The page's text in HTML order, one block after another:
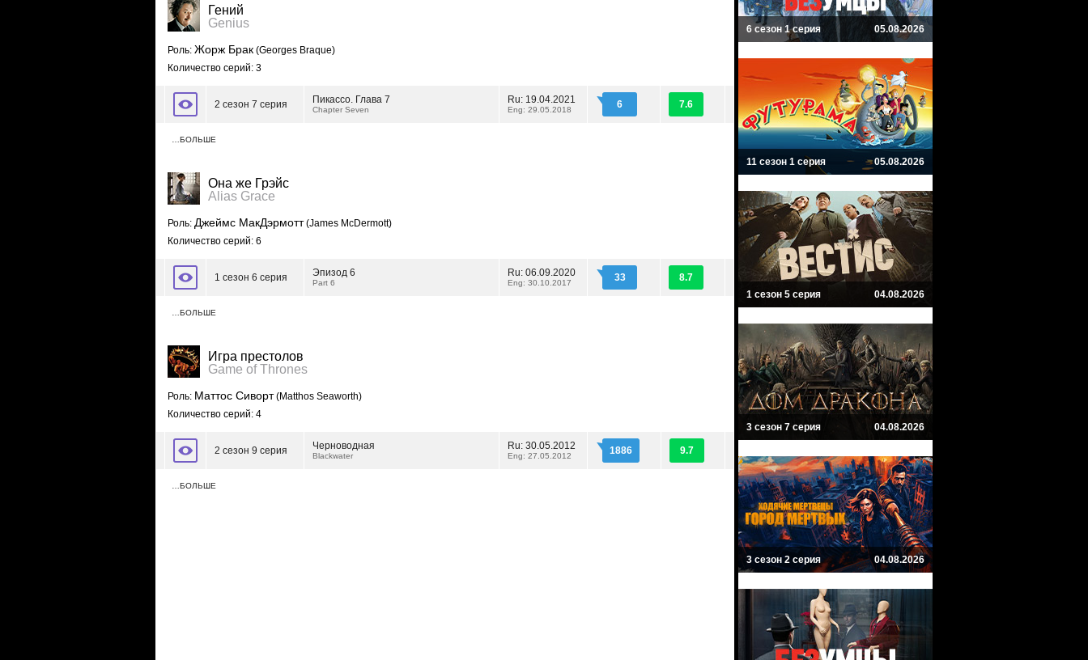
Гений
Genius
Роль: Жорж Брак (Georges Braque)
Количество серий: 3
2 сезон 7 серия Пикассо. Глава 7
Chapter Seven
Ru: 19.04.2021
Eng: 29.05.2018 6 7.6
…БОЛЬШЕ
Она же Грэйс
Alias Grace
Роль: Джеймс МакДэрмотт(James McDermott)
Количество серий: 6
1 сезон 6 серия Эпизод 6
Part 6
Ru: 06.09.2020
Eng: 30.10.2017 33 8.7
…БОЛЬШЕ
Игра престолов
Game of Thrones
Роль: Маттос Сиворт(Matthos Seaworth)
Количество серий: 4
2 сезон 9 серия Черноводная
Blackwater
Ru: 30.05.2012
Eng: 27.05.2012 1886 9.7
…БОЛЬШЕ
6 сезон 1 серия 05.08.2026
11 сезон 1 серия 05.08.2026
1 сезон 5 серия 04.08.2026
3 сезон 7 серия 04.08.2026
3 сезон 2 серия 04.08.2026